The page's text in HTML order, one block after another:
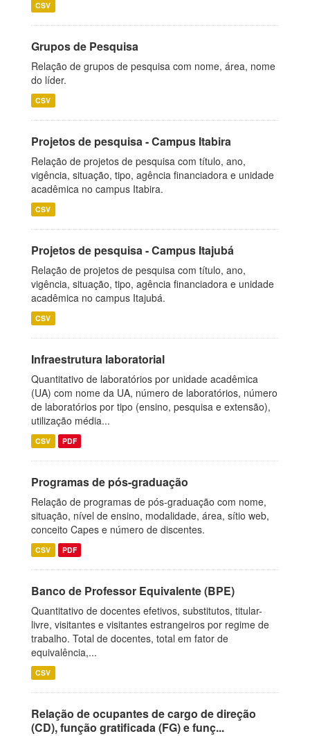
CSV
Grupos de Pesquisa
Relação de grupos de pesquisa com nome, área, nome
do líder.
CSV
Projetos de pesquisa - Campus Itabira
Relação de projetos de pesquisa com título, ano,
vigência, situação, tipo, agência financiadora e unidade
acadêmica no campus Itabira.
CSV
Projetos de pesquisa - Campus Itajubá
Relação de projetos de pesquisa com título, ano,
vigência, situação, tipo, agência financiadora e unidade
acadêmica no campus Itajubá.
CSV
Infraestrutura laboratorial
Quantitativo de laboratórios por unidade acadêmica
(UA) com nome da UA, número de laboratórios, número
de laboratórios por tipo (ensino, pesquisa e extensão),
utilização média...
CSV PDF
Programas de pós-graduação
Relação de programas de pós-graduação com nome,
situação, nível de ensino, modalidade, área, sítio web,
conceito Capes e número de discentes.
CSV PDF
Banco de Professor Equivalente (BPE)
Quantitativo de docentes efetivos, substitutos, titular-
livre, visitantes e visitantes estrangeiros por regime de
trabalho. Total de docentes, total em fator de
equivalência,...
CSV
Relação de ocupantes de cargo de direção
(CD), função gratificada (FG) e funç...